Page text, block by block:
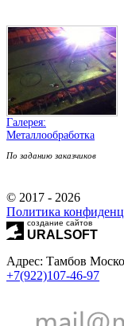
Галерея:
Металлообработка
По заданию заказчиков
© 2017 - 2026
Политика
создание сайтов
URALSOFT
Адрес: Тамбов
+7(922)107-46-97